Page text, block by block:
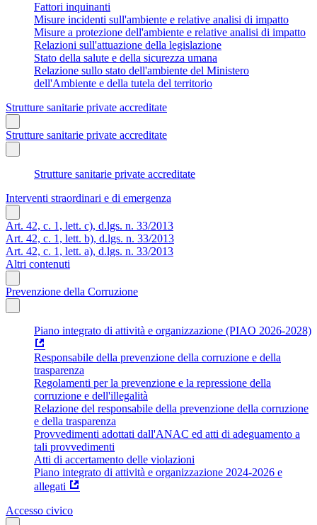
Fattori inquinanti
Misure incidenti sull'ambiente e relative analisi di impatto
Misure a protezione dell'ambiente e relative analisi di impatto
Relazioni sull'attuazione della legislazione
Stato della salute e della sicurezza umana
Relazione sullo stato dell'ambiente del Ministero
dell'Ambiente e della tutela del territorio
Strutture sanitarie private accreditate
Strutture sanitarie private accreditate
Strutture sanitarie private accreditate
Interventi straordinari e di emergenza
Art. 42, c. 1, lett. c), d.lgs. n. 33/2013
Art. 42, c. 1, lett. b), d.lgs. n. 33/2013
Art. 42, c. 1, lett. a), d.lgs. n. 33/2013
Altri contenuti
Prevenzione della Corruzione
Piano integrato di attività e organizzazione (PIAO 2026-2028)
Responsabile della prevenzione della corruzione e della
trasparenza
Regolamenti per la prevenzione e la repressione della
corruzione e dell'illegalità
Relazione del responsabile della prevenzione della corruzione
e della trasparenza
Provvedimenti adottati dall'ANAC ed atti di adeguamento a
tali provvedimenti
Atti di accertamento delle violazioni
Piano integrato di attività e organizzazione 2024-2026 e
allegati
Accesso civico